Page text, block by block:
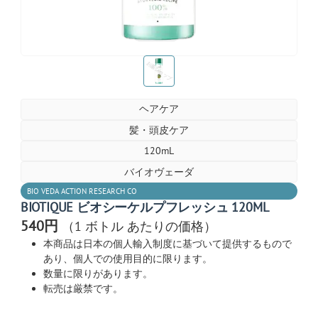
お薬ショップ
ヘアケア
髪・頭皮ケア
120mL
バイオヴェーダ
BIO VEDA ACTION RESEARCH CO
BIOTIQUE ビオシーケルプフレッシュ 120ML
540円 （1 ボトル あたりの価格）
本商品は日本の個人輸入制度に基づいて提供するもので
あり、個人での使用目的に限ります。
数量に限りがあります。
転売は厳禁です。